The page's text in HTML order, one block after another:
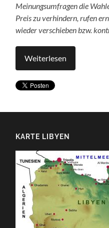
Meinungsumfragen die
Preis zu verhindern, rufen
wieder verschieben bzw.
Weiterlesen
KARTE LIBYEN